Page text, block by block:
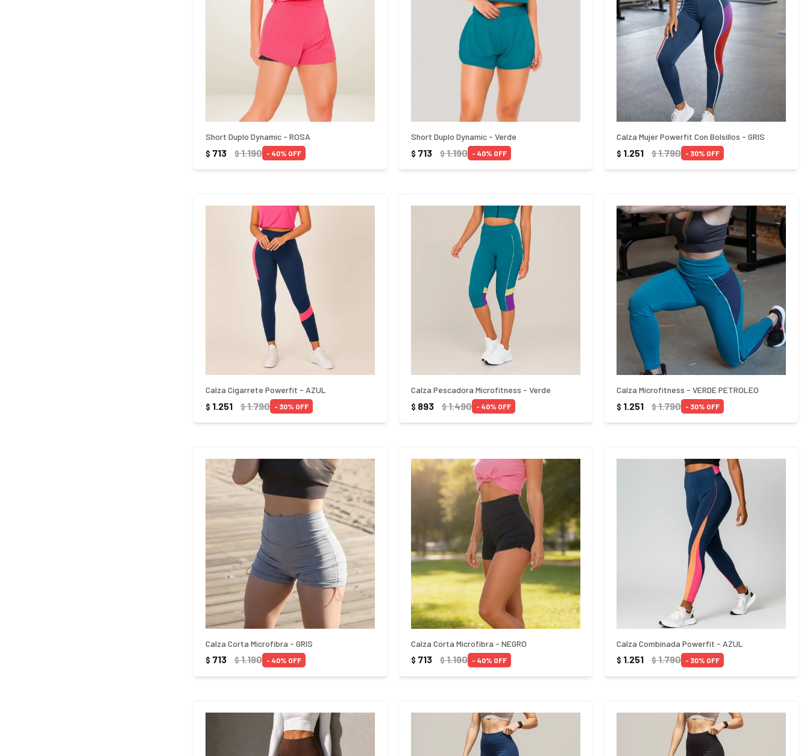
Short Duplo Dynamic - ROSA
$ 713 $1.190 40
Short Duplo Dynamic - Verde
$ 713 $1.190 40
Calza Mujer Powerfit Con Bolsillos - GRIS
$ 1.251 $1.790 30
Calza Cigarrete Powerfit - AZUL
$ 1.251 $1.790 30
Calza Pescadora Microfitness - Verde
$ 893 $1.490 40
Calza Microfitness - VERDE PETROLEO
$ 1.251 $1.790 30
Calza Corta Microfibra - GRIS
$ 713 $1.190 40
Calza Corta Microfibra - NEGRO
$ 713 $1.190 40
Calza Combinada Powerfit - AZUL
$ 1.251 $1.790 30